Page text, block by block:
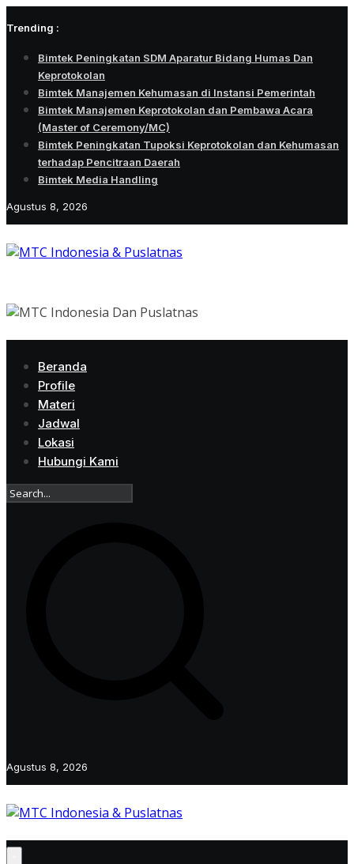
to
Trending :
Bimtek Peningkatan SDM Aparatur Bidang Humas Dan
Keprotokolan
Bimtek Manajemen Kehumasan di Instansi Pemerintah
Bimtek Manajemen Keprotokolan dan Pembawa Acara
(Master of Ceremony/MC)
Bimtek Peningkatan Tupoksi Keprotokolan dan Kehumasan
terhadap Pencitraan Daerah
Bimtek Media Handling
Agustus 8, 2026
Beranda
Profile
Materi
Jadwal
Lokasi
Hubungi Kami
Agustus 8, 2026